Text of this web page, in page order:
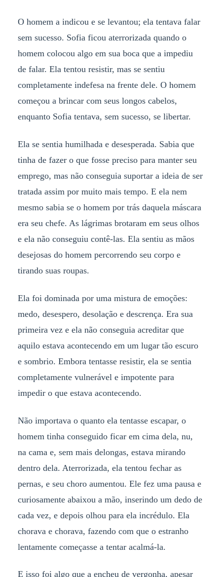
O homem a indicou e se levantou; ela tentava falar
sem sucesso. Sofia ficou aterrorizada quando o
homem colocou algo em sua boca que a impediu
de falar. Ela tentou resistir, mas se sentiu
completamente indefesa na frente dele. O homem
começou a brincar com seus longos cabelos,
enquanto Sofia tentava, sem sucesso, se libertar.
Ela se sentia humilhada e desesperada. Sabia que
tinha de fazer o que fosse preciso para manter seu
emprego, mas não conseguia suportar a ideia de ser
tratada assim por muito mais tempo. E ela nem
mesmo sabia se o homem por trás daquela máscara
era seu chefe. As lágrimas brotaram em seus olhos
e ela não conseguiu contê-las. Ela sentiu as mãos
desejosas do homem percorrendo seu corpo e
tirando suas roupas.
Ela foi dominada por uma mistura de emoções:
medo, desespero, desolação e descrença. Era sua
primeira vez e ela não conseguia acreditar que
aquilo estava acontecendo em um lugar tão escuro
e sombrio. Embora tentasse resistir, ela se sentia
completamente vulnerável e impotente para
impedir o que estava acontecendo.
Não importava o quanto ela tentasse escapar, o
homem tinha conseguido ficar em cima dela, nu,
na cama e, sem mais delongas, estava mirando
dentro dela. Aterrorizada, ela tentou fechar as
pernas, e seu choro aumentou. Ele fez uma pausa e
curiosamente abaixou a mão, inserindo um dedo de
cada vez, e depois olhou para ela incrédulo. Ela
chorava e chorava, fazendo com que o estranho
lentamente começasse a tentar acalmá-la.
E isso foi algo que a encheu de vergonha, apesar